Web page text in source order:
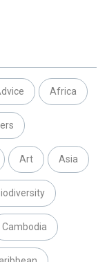
Africa
Art Asia
Cambodia